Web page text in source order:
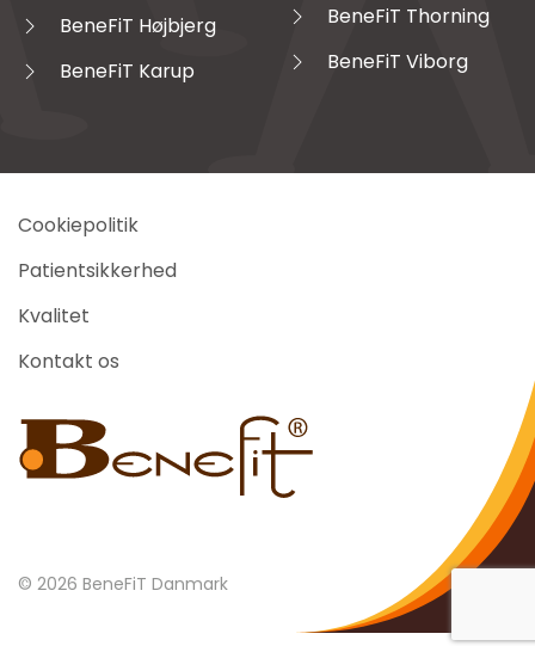
BeneFiT Højbjerg
BeneFiT Karup
BeneFiT Thorning
BeneFiT Viborg
Cookiepolitik
Patientsikkerhed
Kvalitet
Kontakt os
© 2026 BeneFiT Danmark